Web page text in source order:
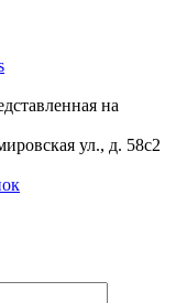
на
ул., д. 58с2